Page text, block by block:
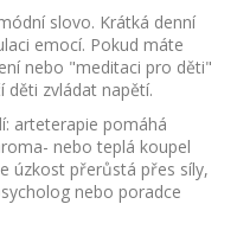
slovo. Krátká denní
emocí. Pokud máte
nebo "meditaci pro děti"
zvládat napětí.
arteterapie pomáhá
nebo teplá koupel
úzkost přerůstá přes síly,
nebo poradce